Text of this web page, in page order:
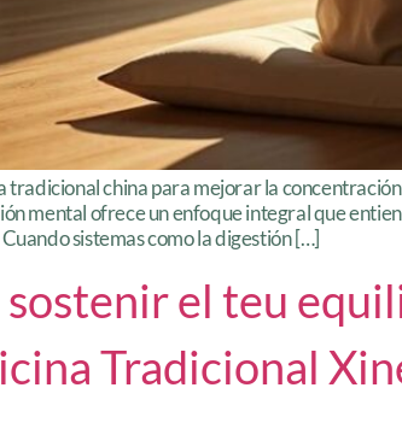
tradicional china para mejorar la
mental ofrece un enfoque integral que
sistemas como la digestión […]
el teu
Tradicional